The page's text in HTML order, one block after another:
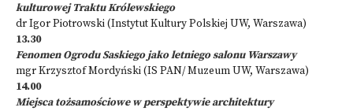
kulturowej Traktu Królewskiego
dr Igor Piotrowski (Instytut Kultury Polskiej UW, Warszawa)
13.30
Fenomen Ogrodu Saskiego jako letniego salonu Warszawy
mgr Krzysztof Mordyński (IS PAN/ Muzeum UW, Warszawa)
14.00
Miejsca tożsamościowe w perspektywie architektury